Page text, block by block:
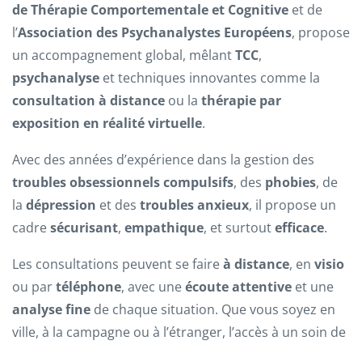
de Thérapie Comportementale et Cognitive et de
l’Association des Psychanalystes Européens, propose
un accompagnement global, mêlantTCC,
psychanalyse et techniques innovantes comme la
consultation à distance ou la thérapie par
exposition en réalité virtuelle.
Avec des années d’expérience dans la gestion des
troubles obsessionnels compulsifs, des phobies, de
la dépression et des troubles anxieux, il propose un
cadresécurisant, empathique, et surtoutefficace.
Les consultations peuvent se faireà distance, en visio
ou partéléphone, avec uneécoute attentive et une
analyse fine de chaque situation. Que vous soyez en
ville, à la campagne ou à l’étranger, l’accès à un soin de